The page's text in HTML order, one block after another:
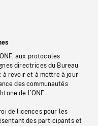
aux protocoles
directrices du Bureau
à revoir et à mettre à jour
des communautés
de l’ONF.
de licences pour les
des participants et